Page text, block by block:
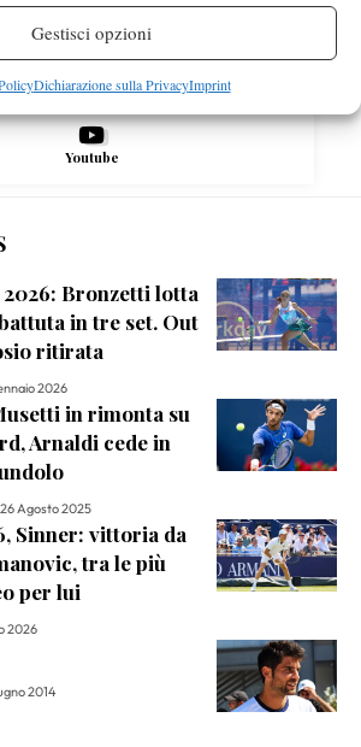
Gestisci opzioni
Dichiarazione sulla PrivacyImprint
Instagram
Youtube
Bronzetti lotta
in tre set. Out
ritirata
2026
in rimonta su
Arnaldi cede in
26 Agosto 2025
Sinner: vittoria da
tra le più
per lui
2026
2014